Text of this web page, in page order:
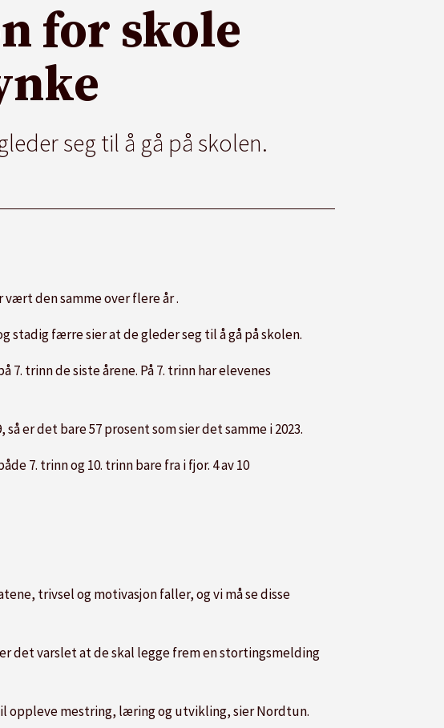
for skole
seg til å gå på skolen.
den samme over flere år .
stadig færre sier at de gleder seg til å gå på skolen.
trinn de siste årene. På 7. trinn har elevenes
er det bare 57 prosent som sier det samme i 2023.
7. trinn og 10. trinn bare fra i fjor. 4 av 10
trivsel og motivasjon faller, og vi må se disse
det varslet at de skal legge frem en stortingsmelding
oppleve mestring, læring og utvikling, sier Nordtun.